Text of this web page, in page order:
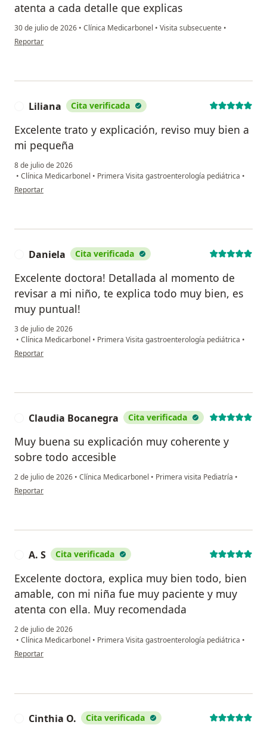
atenta a cada detalle que explicas
30 de julio de 2026 • Clínica Medicarbonel • Visita subsecuente •
en opinión del usuario ME
Reportar
Liliana Cita verificada
Excelente trato y explicación, reviso muy bien a
mi pequeña
8 de julio de 2026
• Clínica Medicarbonel • Primera Visita gastroenterología pediátrica •
en opinión del usuario Liliana
Reportar
Daniela Cita verificada
Excelente doctora! Detallada al momento de
revisar a mi niño, te explica todo muy bien, es
muy puntual!
3 de julio de 2026
• Clínica Medicarbonel • Primera Visita gastroenterología pediátrica •
en opinión del usuario Daniela
Reportar
Claudia Bocanegra Cita verificada
Muy buena su explicación muy coherente y
sobre todo accesible
2 de julio de 2026 • Clínica Medicarbonel • Primera visita Pediatría •
en opinión del usuario Claudia Bocanegra
Reportar
A. S Cita verificada
Excelente doctora, explica muy bien todo, bien
amable, con mi niña fue muy paciente y muy
atenta con ella. Muy recomendada
2 de julio de 2026
• Clínica Medicarbonel • Primera Visita gastroenterología pediátrica •
en opinión del usuario A. S
Reportar
Cinthia O. Cita verificada